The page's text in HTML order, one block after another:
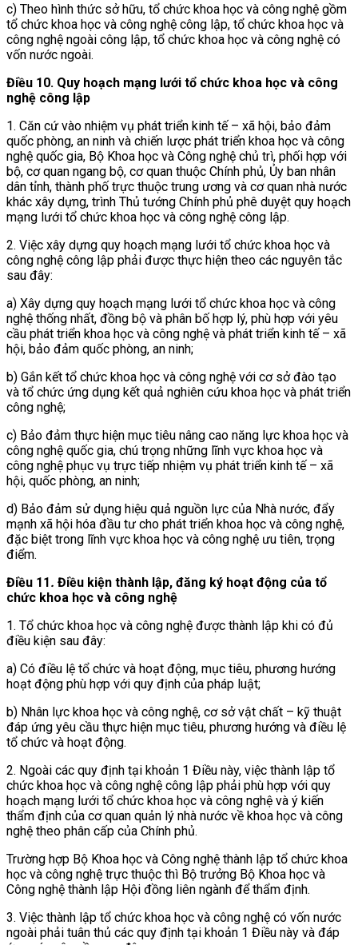
c) Theo hình thức sở hữu, tổ chức khoa học và công nghệ gồm
tổ chức khoa học và công nghệ công lập, tổ chức khoa học và
công nghệ ngoài công lập, tổ chức khoa học và công nghệ có
vốn nước ngoài.
Điều 10. Quy hoạch mạng lưới tổ chức khoa học và công
nghệ công lập
1. Căn cứ vào nhiệm vụ phát triển kinh tế – xã hội, bảo đảm
quốc phòng, an ninh và chiến lược phát triển khoa học và công
nghệ quốc gia, Bộ Khoa học và Công nghệ chủ trì, phối hợp với
bộ, cơ quan ngang bộ, cơ quan thuộc Chính phủ, Ủy ban nhân
dân tỉnh, thành phố trực thuộc trung ương và cơ quan nhà nước
khác xây dựng, trình Thủ tướng Chính phủ phê duyệt quy hoạch
mạng lưới tổ chức khoa học và công nghệ công lập.
2. Việc xây dựng quy hoạch mạng lưới tổ chức khoa học và
công nghệ công lập phải được thực hiện theo các nguyên tắc
sau đây:
a) Xây dựng quy hoạch mạng lưới tổ chức khoa học và công
nghệ thống nhất, đồng bộ và phân bố hợp lý, phù hợp với yêu
cầu phát triển khoa học và công nghệ và phát triển kinh tế – xã
hội, bảo đảm quốc phòng, an ninh;
b) Gắn kết tổ chức khoa học và công nghệ với cơ sở đào tạo
và tổ chức ứng dụng kết quả nghiên cứu khoa học và phát triển
công nghệ;
c) Bảo đảm thực hiện mục tiêu nâng cao năng lực khoa học và
công nghệ quốc gia, chú trọng những lĩnh vực khoa học và
công nghệ phục vụ trực tiếp nhiệm vụ phát triển kinh tế – xã
hội, quốc phòng, an ninh;
d) Bảo đảm sử dụng hiệu quả nguồn lực của Nhà nước, đẩy
mạnh xã hội hóa đầu tư cho phát triển khoa học và công nghệ,
đặc biệt trong lĩnh vực khoa học và công nghệ ưu tiên, trọng
điểm.
Điều 11. Điều kiện thành lập, đăng ký hoạt động của tổ
chức khoa học và công nghệ
1. Tổ chức khoa học và công nghệ được thành lập khi có đủ
điều kiện sau đây:
a) Có điều lệ tổ chức và hoạt động, mục tiêu, phương hướng
hoạt động phù hợp với quy định của pháp luật;
b) Nhân lực khoa học và công nghệ, cơ sở vật chất – kỹ thuật
đáp ứng yêu cầu thực hiện mục tiêu, phương hướng và điều lệ
tổ chức và hoạt động.
2. Ngoài các quy định tại khoản 1 Điều này, việc thành lập tổ
chức khoa học và công nghệ công lập phải phù hợp với quy
hoạch mạng lưới tổ chức khoa học và công nghệ và ý kiến
thẩm định của cơ quan quản lý nhà nước về khoa học và công
nghệ theo phân cấp của Chính phủ.
Trường hợp Bộ Khoa học và Công nghệ thành lập tổ chức khoa
học và công nghệ trực thuộc thì Bộ trưởng Bộ Khoa học và
Công nghệ thành lập Hội đồng liên ngành để thẩm định.
3. Việc thành lập tổ chức khoa học và công nghệ có vốn nước
ngoài phải tuân thủ các quy định tại khoản 1 Điều này và đáp